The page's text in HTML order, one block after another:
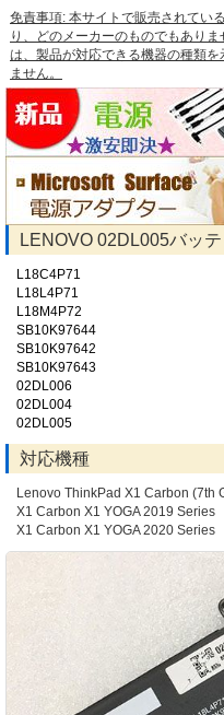
免責事項: 本サイトで販売されてい
り、どのメーカーのものでもあり
は、製品が対応できる機器の種類
ません。
LENOVO 02DL005バッ
L18C4P71
L18L4P71
L18M4P72
SB10K97644
SB10K97642
SB10K97643
02DL006
02DL004
02DL005
対応機種
Lenovo ThinkPad X1 Carbon (7th
X1 Carbon X1 YOGA 2019 Series
X1 Carbon X1 YOGA 2020 Series